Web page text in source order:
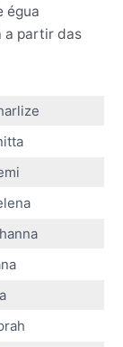
égua
a partir das